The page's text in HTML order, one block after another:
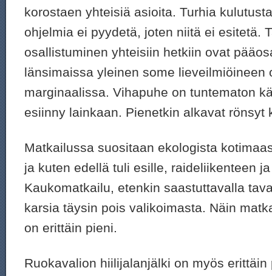
korostaen yhteisiä asioita. Turhia
ohjelmia ei pyydetä, joten niitä ei esitetä.
osallistuminen yhteisiin hetkiin ovat
länsimaissa yleinen some lieveilmiöineen
marginaalissa. Vihapuhe on tuntematon
esiinny lainkaan. Pienetkin alkavat rönsyt
Matkailussa suositaan ekologista
ja kuten edellä tuli esille, raideliikenteen
Kaukomatkailu, etenkin saastuttavalla
karsia täysin pois valikoimasta. Näin
on erittäin pieni.
Ruokavalion hiilijalanjälki on myös